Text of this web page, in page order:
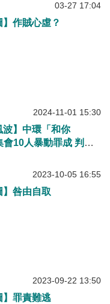
03-27 17:04
】作賊心虛？
2024-11-01 15:30
波】中環「和你
10人暴動罪成 判囚
2023-10-05 16:55
】咎由自取
2023-09-22 13:50
】罪責難逃